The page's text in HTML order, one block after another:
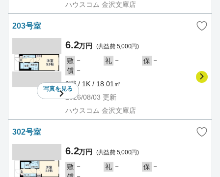
ハウスコム 金沢文庫店
203号室
写真を見る
6.2万円 (共益費 5,000円)
敷 － 礼 － 保 －
償 －
2階 / 1K / 18.01㎡
2026/08/03 更新
ハウスコム 金沢文庫店
302号室
6.2万円 (共益費 5,000円)
敷 － 礼 － 保 －